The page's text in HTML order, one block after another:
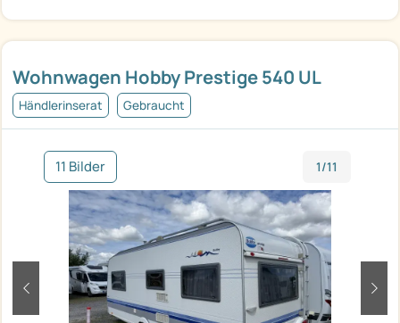
Wohnwagen Hobby Prestige 540 UL
Händlerinserat Gebraucht
11 Bilder 1/11
zurück